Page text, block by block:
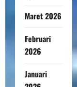
Maret 2026
Februari
2026
Januari